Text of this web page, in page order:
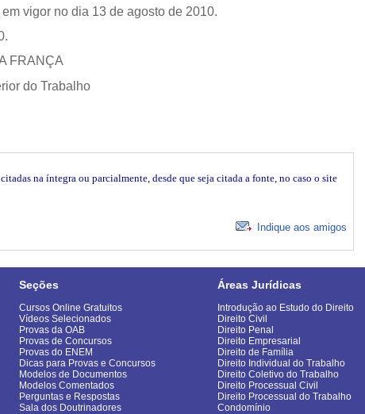
vigor no dia 13 de agosto de 2010.
FRANÇA
do Trabalho
na íntegra ou parcialmente, desde que seja citada a fonte, no caso o site
Indique aos amigos
Seções
Cursos Online Gratuitos
Vídeos Selecionados
Provas da OAB
Provas de Concursos
Provas do ENEM
Dicas para Provas e Concursos
Modelos de Documentos
Modelos Comentados
Perguntas e Respostas
Sala dos Doutrinadores
Áreas Jurídicas
Introdução ao Estudo do Direito
Direito Civil
Direito Penal
Direito Empresarial
Direito de Família
Direito Individual do Trabalho
Direito Coletivo do Trabalho
Direito Processual Civil
Direito Processual do Trabalho
Condomínio